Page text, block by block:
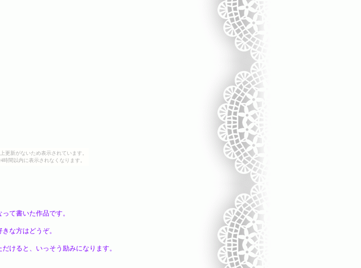
更新がないため表示されています。
時間以内に表示されなくなります。
て書いた作品です。
な方はどうぞ。
けると、いっそう励みになります。